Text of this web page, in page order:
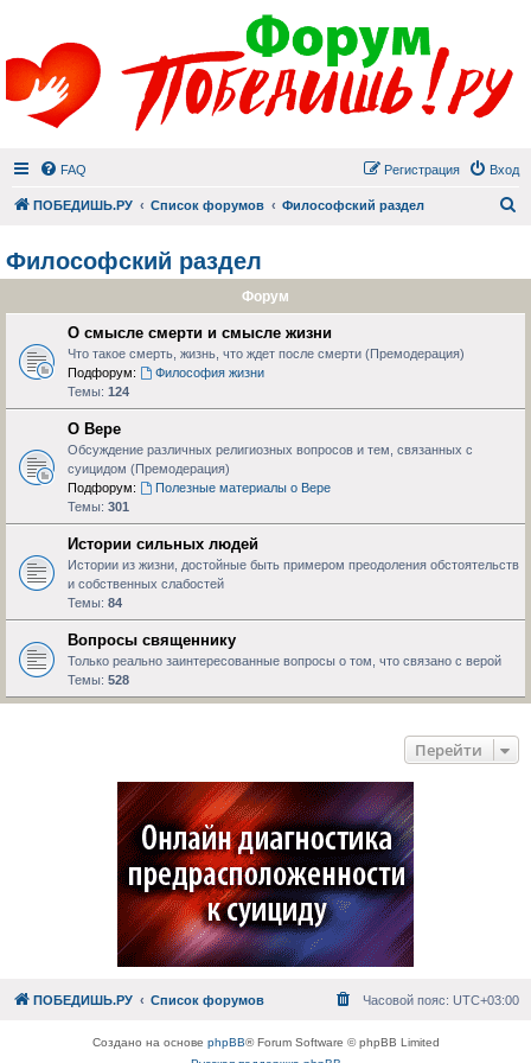
FAQ Вход
Регистрация
ПОБЕДИШЬ.РУ Список форумов Философский раздел
Философский раздел
Форум
О смысле смерти и смысле жизни
Что такое смерть, жизнь, что ждет после смерти (Премодерация)
Подфорум:
Философия жизни
Темы: 124
О Вере
Обсуждение различных религиозных вопросов и тем, связанных с
суицидом (Премодерация)
Подфорум:
Полезные материалы о Вере
Темы: 301
Истории сильных людей
Истории из жизни, достойные быть примером преодоления обстоятельств
и собственных слабостей
Темы: 84
Вопросы священнику
Только реально заинтересованные вопросы о том, что связано с верой
Темы: 528
Перейти
ПОБЕДИШЬ.РУ Список форумов Часовой пояс: UTC+03:00
Создано на основе phpBB® Forum Software © phpBB Limited